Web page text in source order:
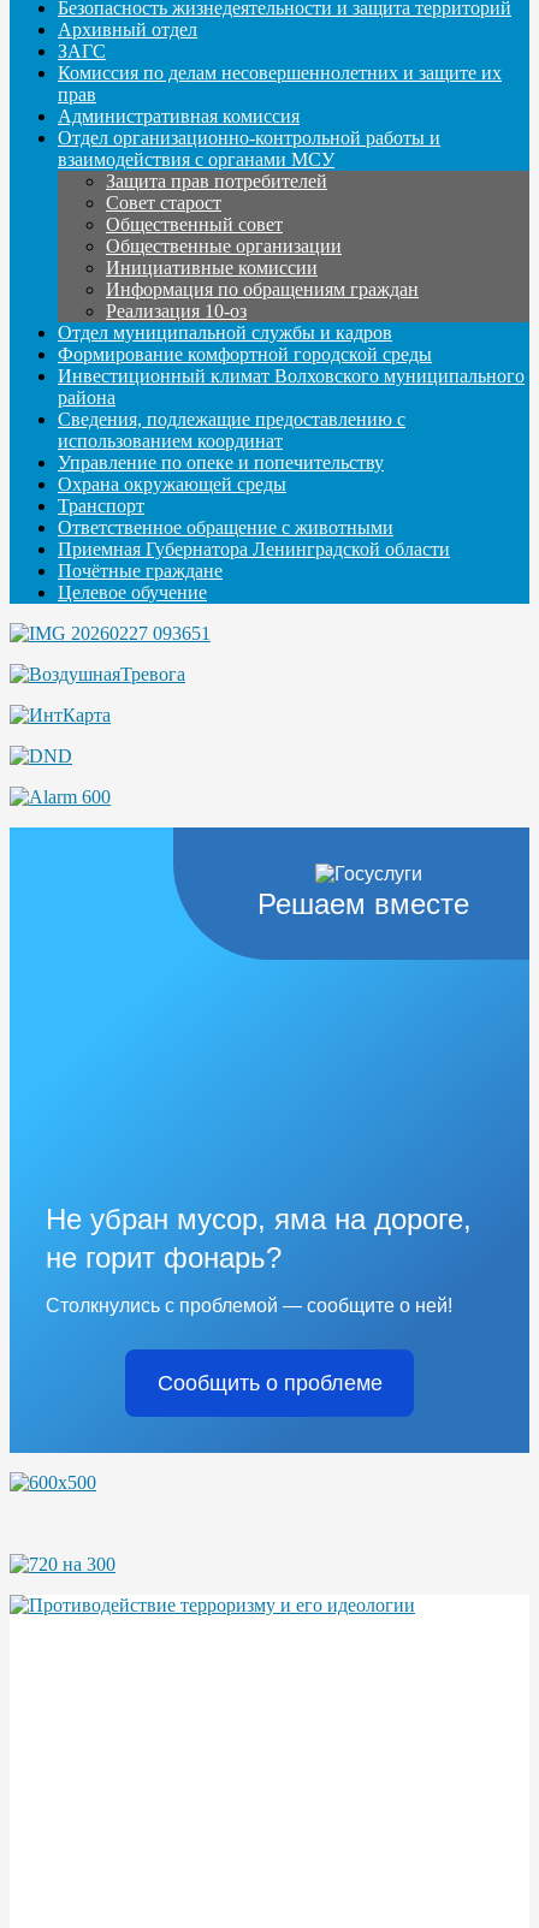
Безопасность жизнедеятельности и защита территорий
Архивный отдел
ЗАГС
Комиссия по делам несовершеннолетних и защите их
прав
Административная комиссия
Отдел организационно-контрольной работы и
взаимодействия с органами МСУ
Защита прав потребителей
Совет старост
Общественный совет
Общественные организации
Инициативные комиссии
Информация по обращениям граждан
Реализация 10-оз
Отдел муниципальной службы и кадров
Формирование комфортной городской среды
Инвестиционный климат Волховского муниципального
района
Сведения, подлежащие предоставлению с
использованием координат
Управление по опеке и попечительству
Охрана окружающей среды
Транспорт
Ответственное обращение с животными
Приемная Губернатора Ленинградской области
Почётные граждане
Целевое обучение
Решаем вместе
Не убран мусор, яма на дороге,
не горит фонарь?
Столкнулись с проблемой — сообщите о ней!
Сообщить о проблеме